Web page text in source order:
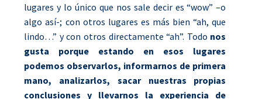
lugares y lo único que nos sale decir es “wow” –o
algo así-; con otros lugares es más bien “ah, que
lindo…” y con otros directamente “ah”. Todo nos
gusta porque estando en esos lugares
podemos observarlos, informarnos de primera
mano, analizarlos, sacar nuestras propias
conclusiones y llevarnos la experiencia de